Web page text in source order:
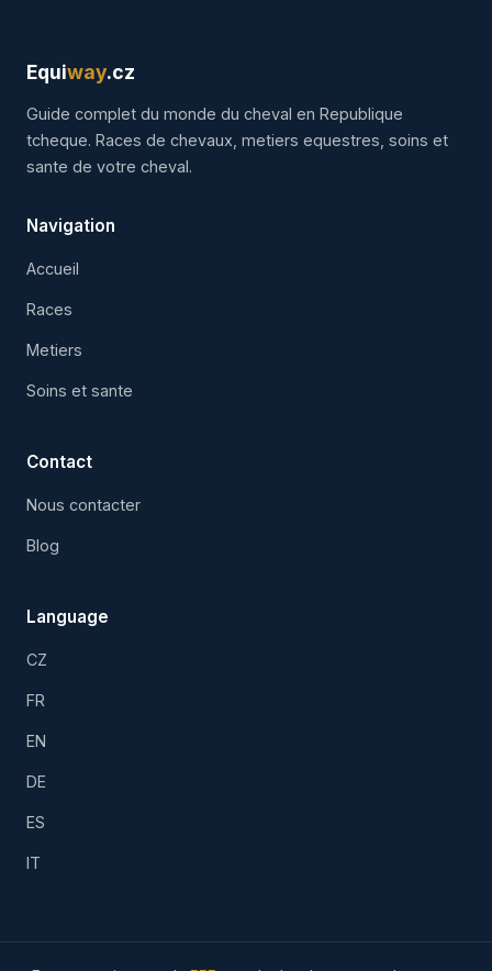
Equiway.cz
Guide complet du monde du cheval en Republique
tcheque. Races de chevaux, metiers equestres, soins et
sante de votre cheval.
Navigation
Accueil
Races
Metiers
Soins et sante
Contact
Nous contacter
Blog
Language
CZ
FR
EN
DE
ES
IT